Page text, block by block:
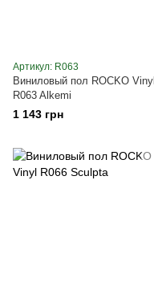
Артикул: R063
Виниловый пол ROCKO Vinyl
R063 Alkemi
1 143 грн